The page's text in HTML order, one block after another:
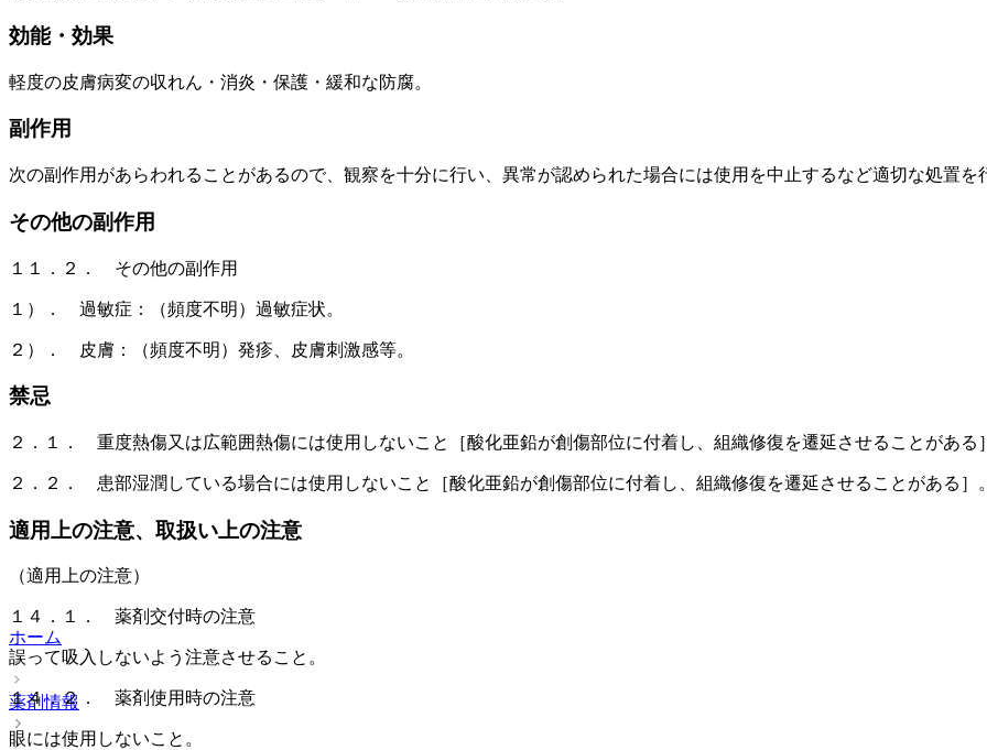
効能・効果
軽度の皮膚病変の収れん・消炎・保護・緩和な防腐。
副作用
次の副作用があらわれることがあるので、観察を十分に行い、異常が認められた場合には使用を中止するなど適切な処置を
その他の副作用
１１．２． その他の副作用
１）． 過敏症：（頻度不明）過敏症状。
２）． 皮膚：（頻度不明）発疹、皮膚刺激感等。
禁忌
２．１． 重度熱傷又は広範囲熱傷には使用しないこと［酸化亜鉛が創傷部位に付着し、組織修復を遷延させることがある
２．２． 患部湿潤している場合には使用しないこと［酸化亜鉛が創傷部位に付着し、組織修復を遷延させることがある］
適用上の注意、取扱い上の注意
（適用上の注意）
１４．１． 薬剤交付時の注意
誤って吸入しないよう注意させること。
１４．２． 薬剤使用時の注意
眼には使用しないこと。
ホーム
薬剤情報